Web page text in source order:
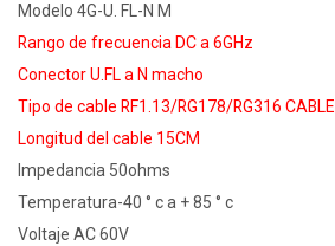
Modelo 4G-U. FL-N M
Rango de frecuencia DC a 6GHz
Conector U.FL a N macho
Tipo de cable RF1.13/RG178/RG316 CABLE
Longitud del cable 15CM
Impedancia 50ohms
Temperatura-40 ° c a + 85 ° c
Voltaje AC 60V